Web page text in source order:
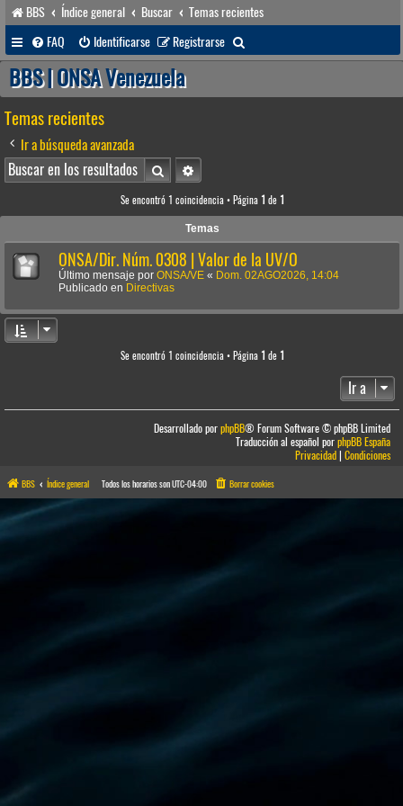
BBS Índice general Buscar
Temas recientes
FAQ
Identificarse Registrarse
u
BBS | ONSA Venezuela
Temas recientes
Ir a búsqueda avanzada
BuscarBúsqueda avanzada
Se encontró 1 coincidencia • Página 1 de 1
Temas
ONSA/Dir. Núm. 0308 | Valor de la UV/O
Último mensaje por ONSA/VE « Dom. 02AGO2026, 14:04
Publicado en Directivas
Se encontró 1 coincidencia • Página 1 de 1
Ir a
Desarrollado porphpBB® Forum Software © phpBB Limited
Traducción al español porphpBB España
Privacidad|Condiciones
BBS Índice general Todos los horarios sonUTC-04:00 Borrar cookies